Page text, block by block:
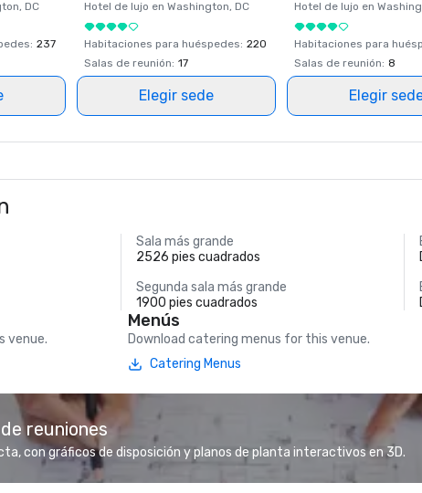
, DC
: 237
Hotel de lujo en Washington, DC
Habitaciones para huéspedes: 220
Salas de reunión: 17
Elegir sede
Hotel de lujo en
Habitaciones para
Salas de reunión: 8
Elegir
Sala más grande
2526 pies cuadrados
Segunda sala más grande
1900 pies cuadrados
venue.
Menús
Download catering menus for this venue.
Catering Menus
reuniones
con gráficos de disposición y planos de planta interactivos en 3D.